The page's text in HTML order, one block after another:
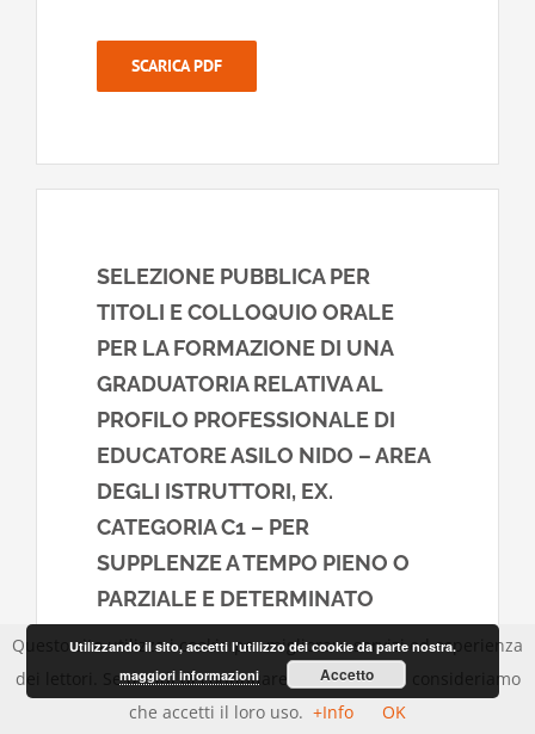
SCARICA PDF
SELEZIONE PUBBLICA PER
TITOLI E COLLOQUIO ORALE
PER LA FORMAZIONE DI UNA
GRADUATORIA RELATIVA AL
PROFILO PROFESSIONALE DI
EDUCATORE ASILO NIDO – AREA
DEGLI ISTRUTTORI, EX.
CATEGORIA C1 – PER
SUPPLENZE A TEMPO PIENO O
PARZIALE E DETERMINATO
SELEZIONE PUBBLICA PER TITOLI E
COLLOQUIO ORALE PER LA FORMAZIONE
Utilizzando il sito, accetti l'utilizzo dei cookie da parte nostra.
maggiori informazioni
Accetto
Questo sito utilizza i cookie per migliorare servizi ed esperienza
dei lettori. Se decidi di continuare la navigazione consideriamo
che accetti il loro uso. +Info OK